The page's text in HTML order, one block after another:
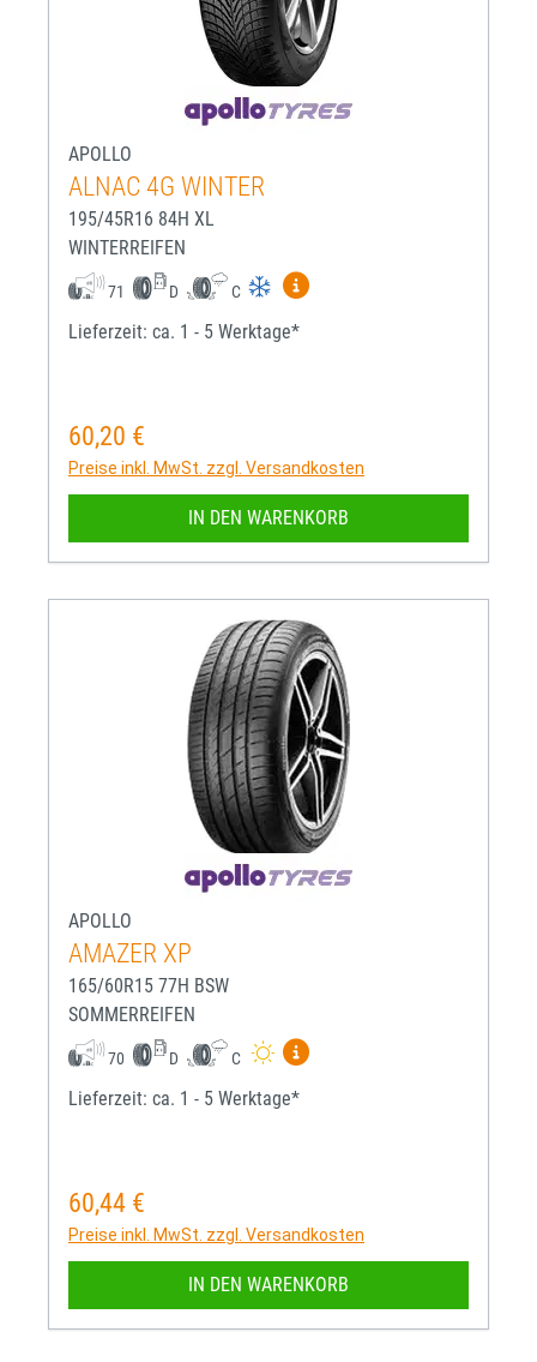
APOLLO
ALNAC 4G WINTER
195/45R16 84H XL
WINTERREIFEN
71 D C
Mehr Informationen zum
Lieferzeit: ca. 1 - 5 Werktage*
Regulärer Preis:
60,20 €
Preise inkl. MwSt. zzgl. Versandkosten
IN DEN WARENKORB
APOLLO
AMAZER XP
165/60R15 77H BSW
SOMMERREIFEN
70 D C
Mehr Informationen zum
Lieferzeit: ca. 1 - 5 Werktage*
Regulärer Preis:
60,44 €
Preise inkl. MwSt. zzgl. Versandkosten
IN DEN WARENKORB